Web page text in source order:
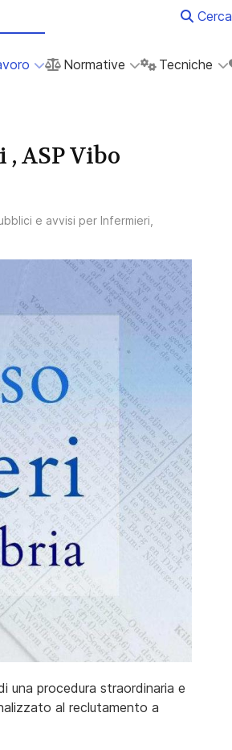
Cerca
Normative Tecniche
ASP Vibo
e avvisi per Infermieri,
una procedura straordinaria e
al reclutamento a